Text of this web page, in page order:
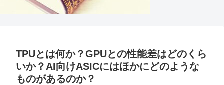
TPUとは何か？GPUとの性能差はどのくら
いか？AI向けASICにはほかにどのような
ものがあるのか？